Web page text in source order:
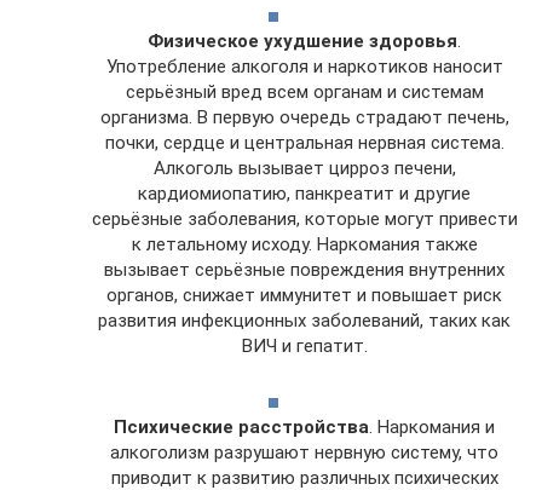
Физическое ухудшение здоровья
Употребление алкоголя и наркотиков наносит
серьёзный вред всем органам и системам
организма. В первую очередь страдают печень,
почки, сердце и центральная нервная система.
Алкоголь вызывает цирроз печени,
кардиомиопатию, панкреатит и другие
серьёзные заболевания, которые могут привести
к летальному исходу. Наркомания также
вызывает серьёзные повреждения внутренних
органов, снижает иммунитет и повышает риск
развития инфекционных заболеваний, таких как
ВИЧ и гепатит.
Психические расстройства . Наркомания и
алкоголизм разрушают нервную систему, что
приводит к развитию различных психических